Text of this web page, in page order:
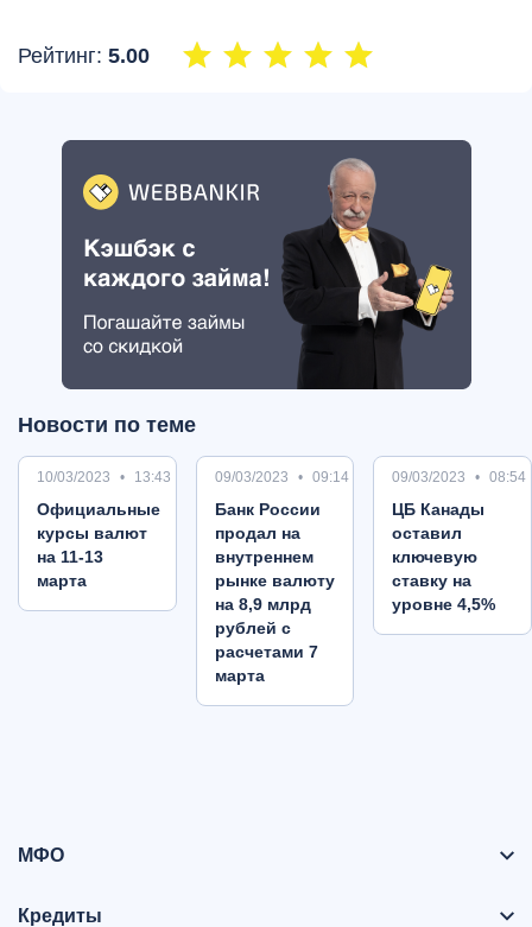
Рейтинг: 5.00
Новости по теме
10/03/2023 13:43
Oфициальные
курсы валют
на 11-13
марта
09/03/2023 09:14
Банк России
продал на
внутреннем
рынке валюту
на 8,9 млрд
рублей с
расчетами 7
марта
09/03/2023 08:54
ЦБ Канады
оставил
ключевую
ставку на
уровне 4,5%
МФО
Кредиты